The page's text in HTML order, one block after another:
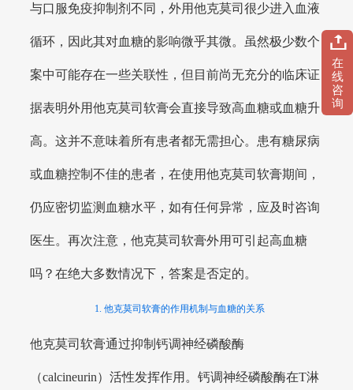
与口服免疫抑制剂不同，外用他克莫司很少进入血液
循环，因此其对血糖的影响微乎其微。虽然极少数个
案中可能存在一些关联性，但目前尚无充分的临床证
据表明外用他克莫司软膏会直接导致高血糖或血糖升
高。这并不意味着所有患者都无需担心。患有糖尿病
或血糖控制不佳的患者，在使用他克莫司软膏期间，
仍应密切监测血糖水平，如有任何异常，应及时咨询
医生。再次注意，他克莫司软膏外用可引起高血糖
吗？在绝大多数情况下，答案是否定的。
1. 他克莫司软膏的作用机制与血糖的关系
他克莫司软膏通过抑制钙调神经磷酸酶
（calcineurin）活性发挥作用。钙调神经磷酸酶在T淋
在
线
咨
询